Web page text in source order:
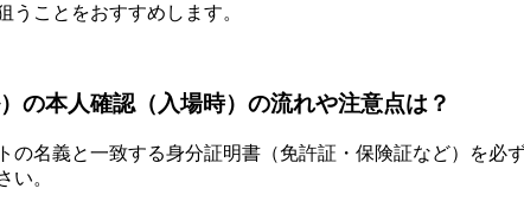
ことをおすすめします。
の本人確認（入場時）の流れや注意点は？
名義と一致する身分証明書（免許証・保険証など）を必
い。